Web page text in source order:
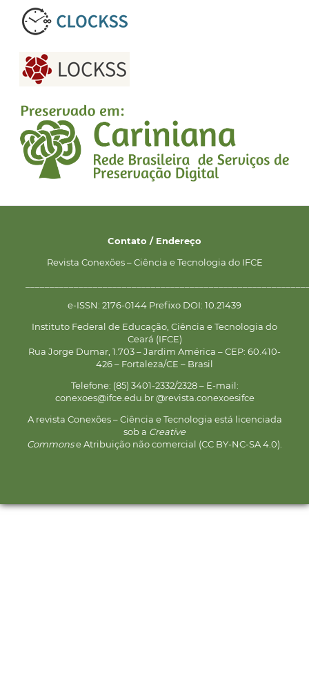
Contato / Endereço
Revista Conexões – Ciência e Tecnologia do IFCE
e-ISSN: 2176-0144 Prefixo DOI: 10.21439
Instituto Federal de Educação, Ciência e Tecnologia do
Ceará (IFCE)
Rua Jorge Dumar, 1.703 – Jardim América – CEP: 60.410-
426 – Fortaleza/CE – Brasil
Telefone: (85) 3401-2332/2328 – E-mail:
conexoes@ifce.edu.br @revista.conexoesifce
A revista Conexões – Ciência e Tecnologia está licenciada
sob a Creative
Commonse Atribuição não comercial (CC BY-NC-SA 4.0).